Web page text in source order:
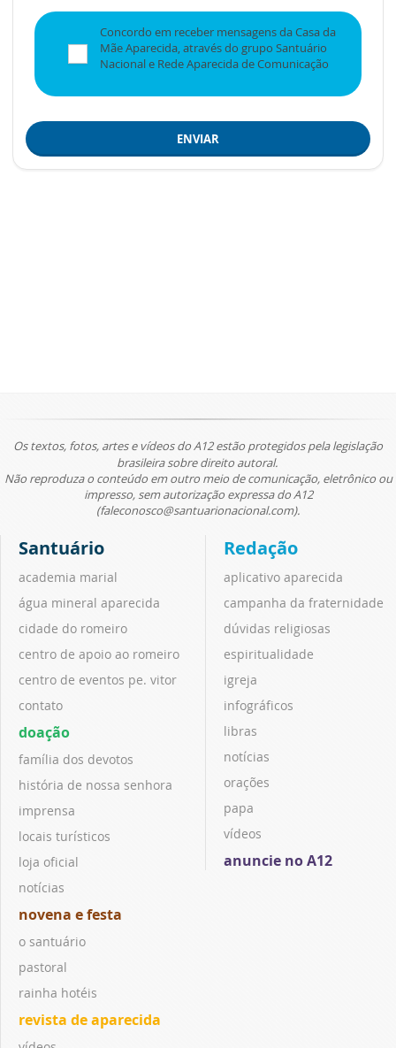
Concordo em receber mensagens da Casa da
Mãe Aparecida, através do grupo Santuário
Nacional e Rede Aparecida de Comunicação
ENVIAR
Os textos, fotos, artes e vídeos do A12 estão protegidos pela legislação
brasileira sobre direito autoral.
Não reproduza o conteúdo em outro meio de comunicação, eletrônico ou
impresso, sem autorização expressa do A12
(faleconosco@santuarionacional.com).
Santuário
academia marial
água mineral aparecida
cidade do romeiro
centro de apoio ao romeiro
centro de eventos pe. vitor
contato
doação
família dos devotos
história de nossa senhora
imprensa
locais turísticos
loja oficial
notícias
novena e festa
o santuário
pastoral
rainha hotéis
revista de aparecida
Redação
aplicativo aparecida
campanha da fraternidade
dúvidas religiosas
espiritualidade
igreja
infográficos
libras
notícias
orações
papa
vídeos
anuncie no A12